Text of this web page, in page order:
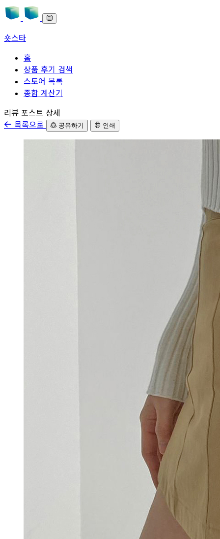
숏스타
홈
상품 후기 검색
스토어 목록
종합 계산기
본문으로 바로가기
리뷰 포스트 상세
목록으로
공유하기 인쇄